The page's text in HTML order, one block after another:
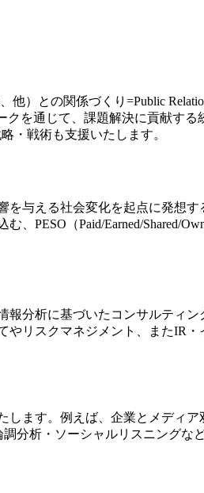
）との関係づくり=Public
を通じて、課題解決に貢献する
・戦術も支援いたします。
与える社会変化を起点に発想
PESO（Paid/Earned/Shared/
分析に基づいたコンサルティ
リスクマネジメント、またIR
ます。例えば、企業とメディ
分析・ソーシャルリスニングな